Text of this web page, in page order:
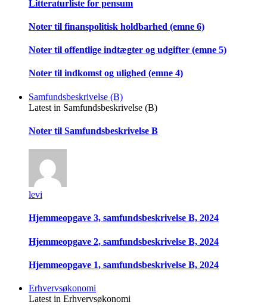
Litteraturliste for pensum
Noter til finanspolitisk holdbarhed (emne 6)
Noter til offentlige indtægter og udgifter (emne 5)
Noter til indkomst og ulighed (emne 4)
Samfundsbeskrivelse (B)
Latest in Samfundsbeskrivelse (B)
Noter til Samfundsbeskrivelse B
levi
Hjemmeopgave 3, samfundsbeskrivelse B, 2024
Hjemmeopgave 2, samfundsbeskrivelse B, 2024
Hjemmeopgave 1, samfundsbeskrivelse B, 2024
Erhvervsøkonomi
Latest in Erhvervsøkonomi